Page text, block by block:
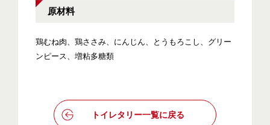
原材料
鶏むね肉、鶏ささみ、にんじん、とうもろこし、グリー
ンピース、増粘多糖類
トイレタリー一覧に戻る